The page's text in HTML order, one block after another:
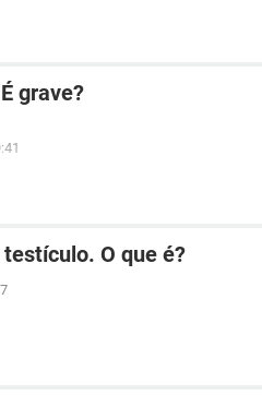
grave?
O que é?